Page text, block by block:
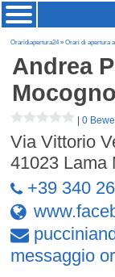
Oraridiapertura24»Orari di apertura
Andrea
Mocogno
|0
Via Vittorio
41023 Lama
+39 340
messaggio